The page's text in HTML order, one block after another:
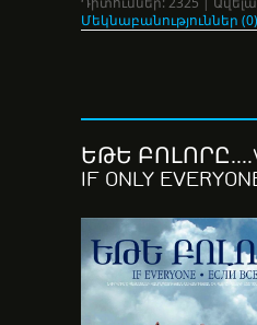
Մեկնաբանություններ (0)
ԵԹԵ ԲՈԼՈՐԸ....\
IF ONLY